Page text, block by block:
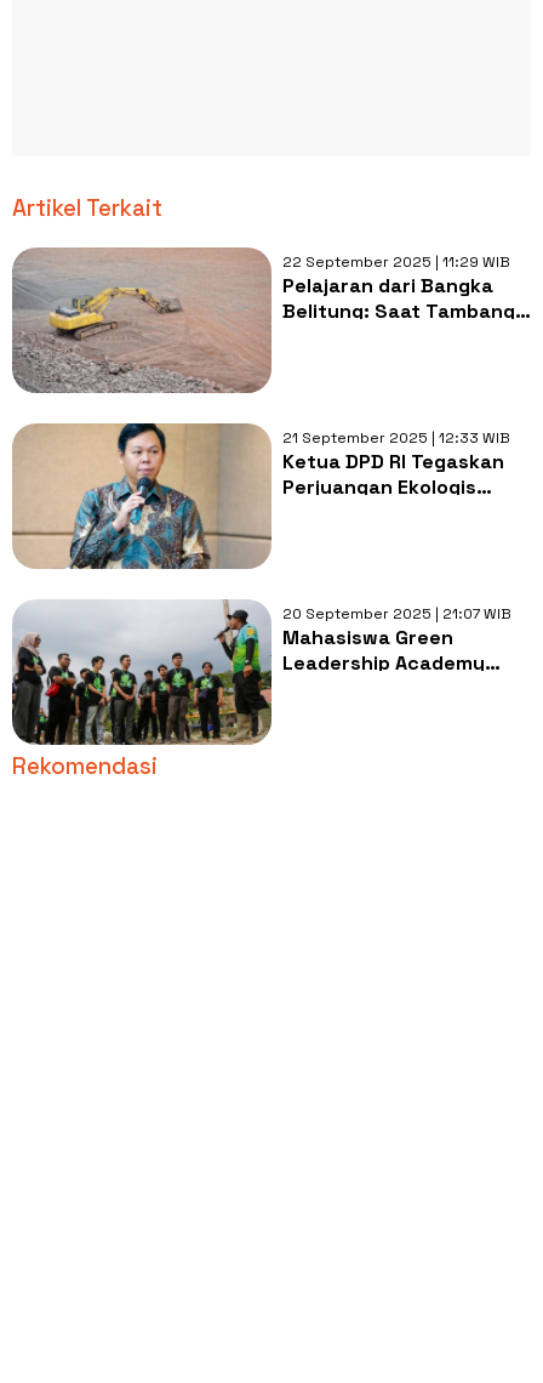
Artikel Terkait
22 September 2025 | 11:29 WIB
Pelajaran dari Bangka
Belitung: Saat Tambang
21 September 2025 | 12:33 WIB
Ketua DPD RI Tegaskan
Perjuangan Ekologis
20 September 2025 | 21:07 WIB
Mahasiswa Green
Leadership Academy
Rekomendasi